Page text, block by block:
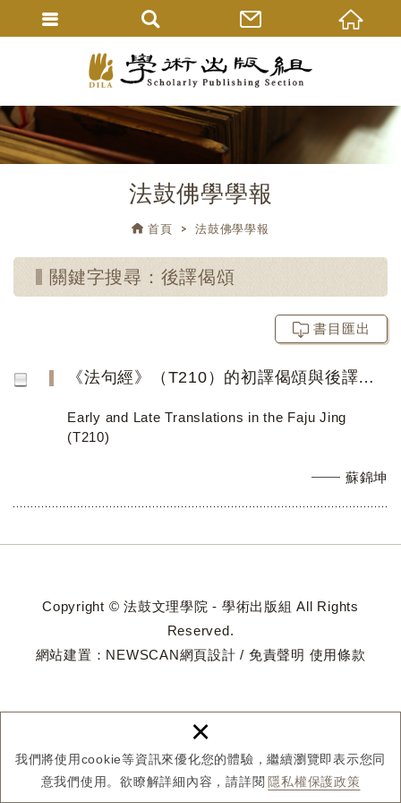
我們將使用cookie等資訊來優化您的體驗，繼續瀏覽即表示您同
意我們使用。欲瞭解詳細內容，請詳閱 隱私權保護政策
×
法鼓佛學學報
首頁 法鼓佛學學報
關鍵字搜尋：後譯偈頌
書目匯出
《法句經》（T210）的初譯偈頌與後譯偈頌
Early and Late Translations in the Faju Jing
(T210)
蘇錦坤
Copyright © 法鼓文理學院 - 學術出版組 All Rights
Reserved.
網站建置： NEWSCAN網頁設計 / 免責聲明 使用條款